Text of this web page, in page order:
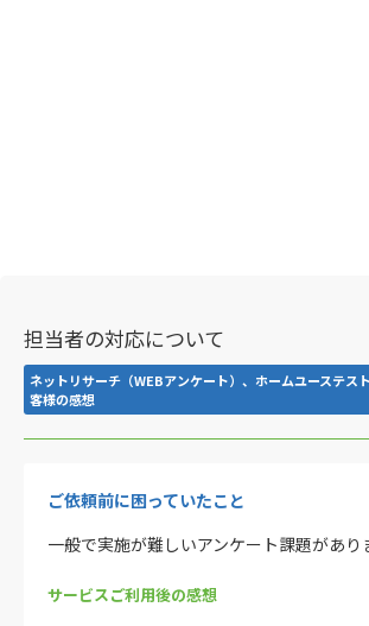
担当者の対応について
ネットリサーチ（WEBアンケート）、ホームユーステス
客様の感想
ご依頼前に困っていたこと
一般で実施が難しいアンケート課題があり
サービスご利用後の感想